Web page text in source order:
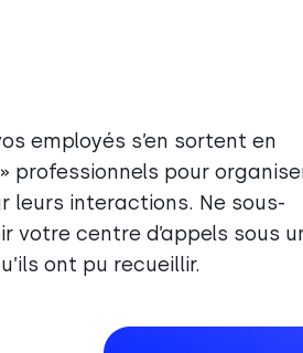
employés s’en sortent en
professionnels pour
leurs interactions. Ne sous-
votre centre d’appels sous
ont pu recueillir.